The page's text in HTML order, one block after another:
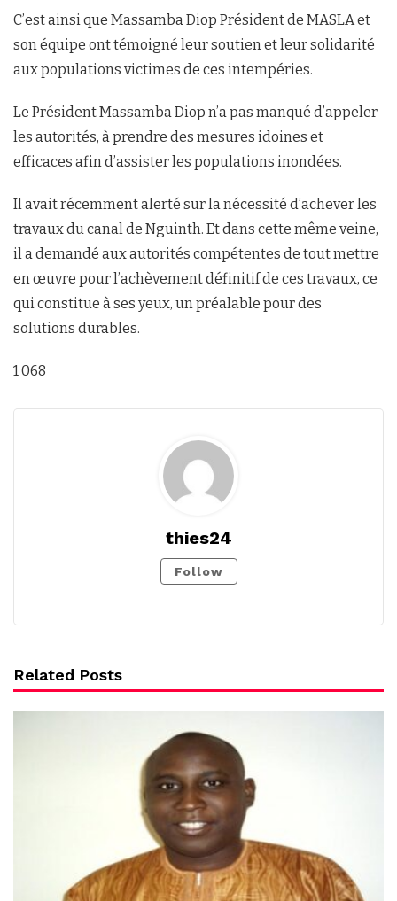
C’est ainsi que Massamba Diop Président de MASLA et
son équipe ont témoigné leur soutien et leur solidarité
aux populations victimes de ces intempéries.
Le Président Massamba Diop n’a pas manqué d’appeler
les autorités, à prendre des mesures idoines et
efficaces afin d’assister les populations inondées.
Il avait récemment alerté sur la nécessité d’achever les
travaux du canal de Nguinth. Et dans cette même veine,
il a demandé aux autorités compétentes de tout mettre
en œuvre pour l’achèvement définitif de ces travaux, ce
qui constitue à ses yeux, un préalable pour des
solutions durables.
1 068
thies24
Follow
Related Posts